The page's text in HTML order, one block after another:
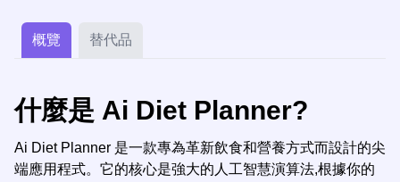
概覽 替代品
什麼是 Ai Diet Planner?
Ai Diet Planner 是一款專為革新飲食和營養方式而設計的尖
端應用程式。它的核心是強大的人工智慧演算法,根據你的